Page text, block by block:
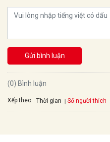
Gửi bình luận
(0) Bình luận
Xếp theo: Thời gian Số người thích